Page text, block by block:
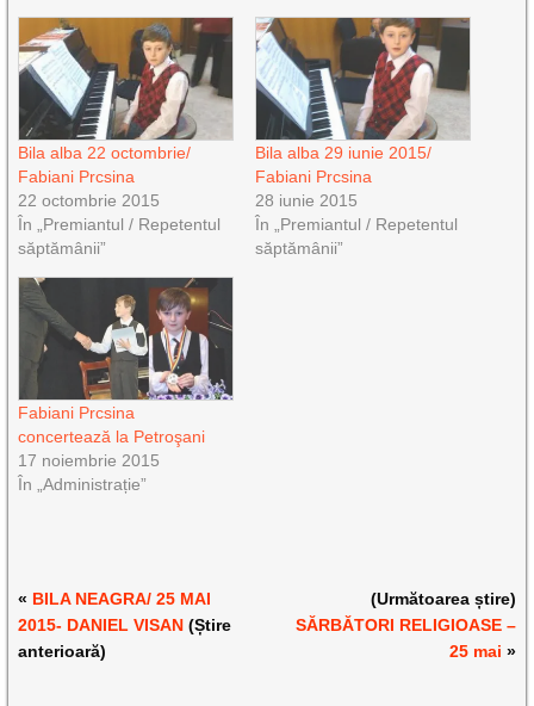
Bila alba 22 octombrie/
Fabiani Prcsina
22 octombrie 2015
În „Premiantul / Repetentul
săptămânii”
Bila alba 29 iunie 2015/
Fabiani Prcsina
28 iunie 2015
În „Premiantul / Repetentul
săptămânii”
Fabiani Prcsina
concertează la Petroşani
17 noiembrie 2015
În „Administrație”
« BILA NEAGRA/ 25 MAI
2015- DANIEL VISAN (Știre
anterioară)
(Următoarea știre)
SĂRBĂTORI RELIGIOASE –
25 mai »